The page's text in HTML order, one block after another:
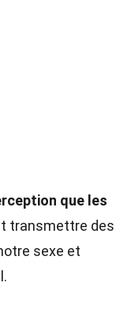
que les
transmettre des
sexe et